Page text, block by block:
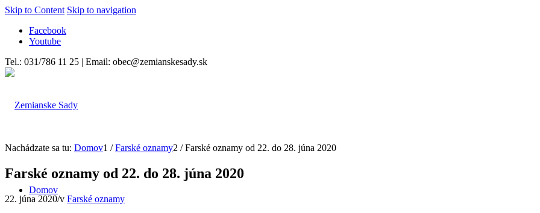
Skip to Content Skip to navigation
Facebook
Youtube
Tel.: 031/786 11 25 | Email: obec@zemianskesady.sk
Domov
Nachádzate sa tu: Domov1 / Farské oznamy2 / Farské oznamy od 22. do 28. júna 2020
Farské oznamy od 22. do 28. júna 2020
22. júna 2020/v Farské oznamy